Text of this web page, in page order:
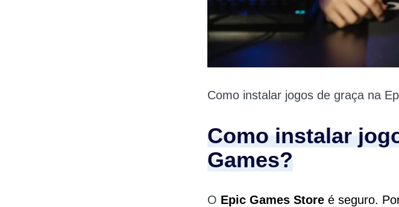
Como instalar jogos de graça na
Como instalar
Games?
O Epic Games Store é seguro.